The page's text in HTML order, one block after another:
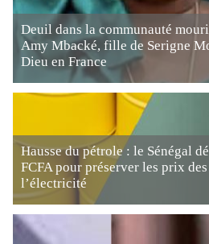
Deuil dans la communauté
Amy Mbacké, fille de Serigne
Dieu en France
Hausse du pétrole : le Sénégal
FCFA pour préserver les prix
l’électricité